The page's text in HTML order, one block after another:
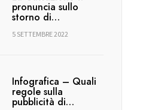
pronuncia sullo
storno di…
5 SETTEMBRE 2022
Infografica – Quali
regole sulla
pubblicità di…